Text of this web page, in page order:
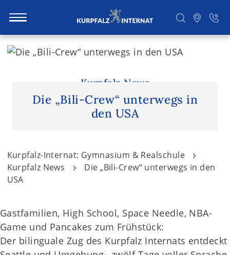
S
t
Kurpfalz News
Die „Bili-Crew“ unterwegs in
den USA
Kurpfalz-Internat: Gymnasium & Realschule
Kurpfalz News
Die „Bili-Crew“ unterwegs in den
USA
Gastfamilien, High School, Space Needle, NBA-
Game und Pancakes zum Frühstück:
Der bilinguale Zug des Kurpfalz Internats entdeckt